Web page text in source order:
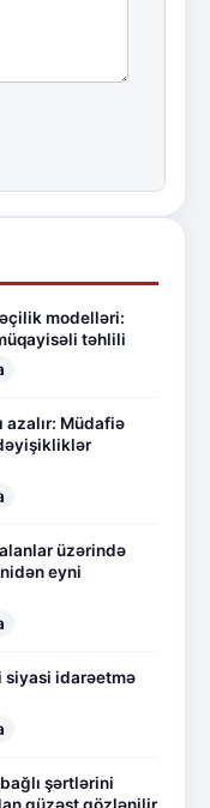
modelləri:
təhlili
azalır: Müdafiə
üzərində
eyni
siyasi idarəetmə
şərtlərini